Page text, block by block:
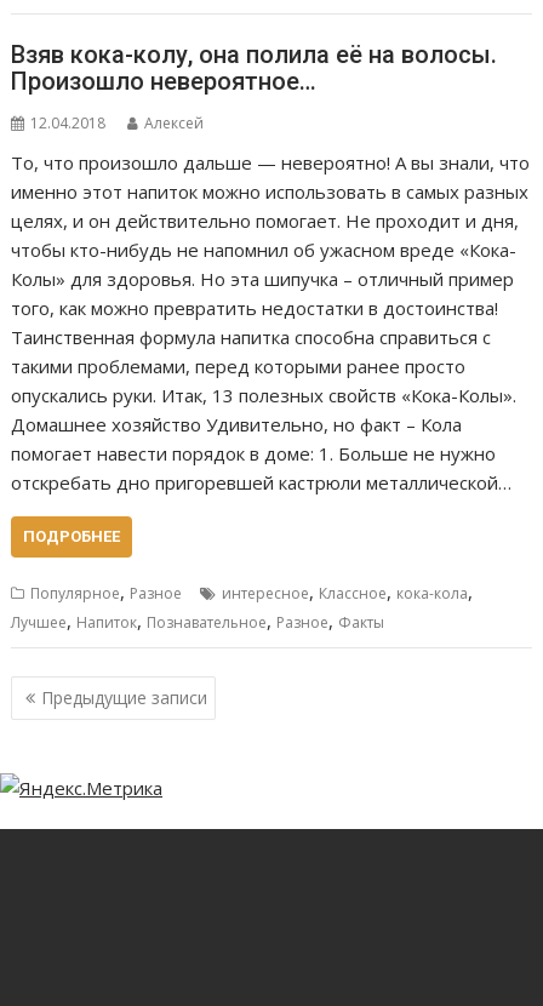
Взяв кока-колу, она полила её на волосы.
Произошло невероятное…
12.04.2018 Алексей
То, что произошло дальше — невероятно! А вы знали, что
именно этот напиток можно использовать в самых разных
целях, и он действительно помогает. Не проходит и дня,
чтобы кто-нибудь не напомнил об ужасном вреде «Кока-
Колы» для здоровья. Но эта шипучка – отличный пример
того, как можно превратить недостатки в достоинства!
Таинственная формула напитка способна справиться с
такими проблемами, перед которыми ранее просто
опускались руки. Итак, 13 полезных свойств «Кока-Колы».
Домашнее хозяйство Удивительно, но факт – Кола
помогает навести порядок в доме: 1. Больше не нужно
отскребать дно пригоревшей кастрюли металлической…
ПОДРОБНЕЕ
Популярное, Разное интересное, Классное, кока-кола,
Лучшее, Напиток, Познавательное, Разное, Факты
Навигация
по
Предыдущие записи